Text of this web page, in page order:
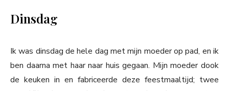
Dinsdag
Ik was dinsdag de hele dag met mijn moeder op pad, en ik
ben daarna met haar naar huis gegaan. Mijn moeder dook
de keuken in en fabriceerde deze feestmaaltijd; twee